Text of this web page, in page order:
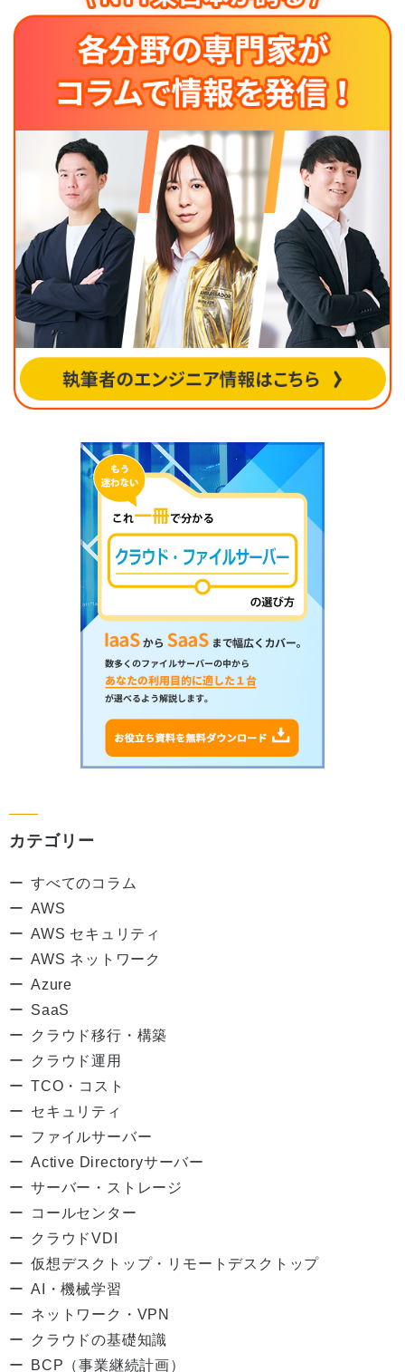
カテゴリー
すべてのコラム
AWS
AWS セキュリティ
AWS ネットワーク
Azure
SaaS
クラウド移行・構築
クラウド運用
TCO・コスト
セキュリティ
ファイルサーバー
Active Directoryサーバー
サーバー・ストレージ
コールセンター
クラウドVDI
仮想デスクトップ・リモートデスクトップ
AI・機械学習
ネットワーク・VPN
クラウドの基礎知識
BCP（事業継続計画）